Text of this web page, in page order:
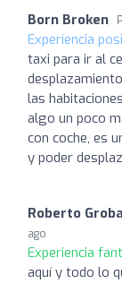
Born Broken
Experiencia
taxi para ir al
las
algo un poco
con coche, es
y poder
Roberto
ago
Experiencia
aquí y todo lo